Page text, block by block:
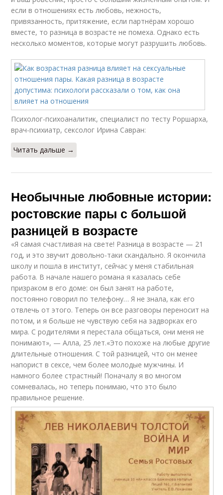
если в отношениях есть любовь, нежность,
привязанность, притяжение, если партнёрам хорошо
вместе, то разница в возрасте не помеха. Однако есть
несколько моментов, которые могут разрушить любовь.
Психолог-психоаналитик, специалист по тесту Роршарха,
врач-психиатр, сексолог Ирина Савран:
Читать дальше →
Необычные любовные истории:
ростовские пары с большой
разницей в возрасте
«Я самая счастливая на свете! Разница в возрасте — 21
год, и это звучит довольно-таки скандально. Я окончила
школу и пошла в институт, сейчас у меня стабильная
работа. В начале нашего романа я казалась себе
призраком в его доме: он был занят на работе,
постоянно говорил по телефону… Я не знала, как его
отвлечь от этого. Теперь он все разговоры переносит на
потом, и я больше не чувствую себя на задворках его
мира. С родителями я перестала общаться, они меня не
понимают», — Алла, 25 лет.«Это похоже на любые другие
длительные отношения. С той разницей, что он менее
напорист в сексе, чем более молодые мужчины. И
намного более страстный! Поначалу я во многом
сомневалась, но теперь понимаю, что это было
правильное решение.